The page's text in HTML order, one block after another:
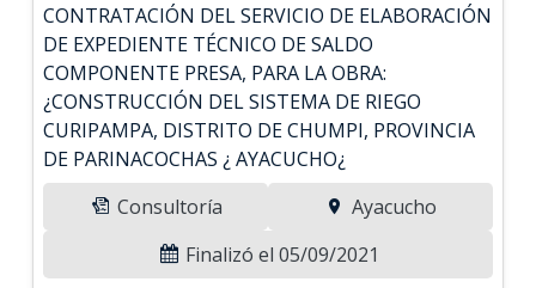
CONTRATACIÓN DEL SERVICIO DE ELABORACIÓN
DE EXPEDIENTE TÉCNICO DE SALDO
COMPONENTE PRESA, PARA LA OBRA:
¿CONSTRUCCIÓN DEL SISTEMA DE RIEGO
CURIPAMPA, DISTRITO DE CHUMPI, PROVINCIA
DE PARINACOCHAS ¿ AYACUCHO¿
Consultoría
Ayacucho
Finalizó el 05/09/2021